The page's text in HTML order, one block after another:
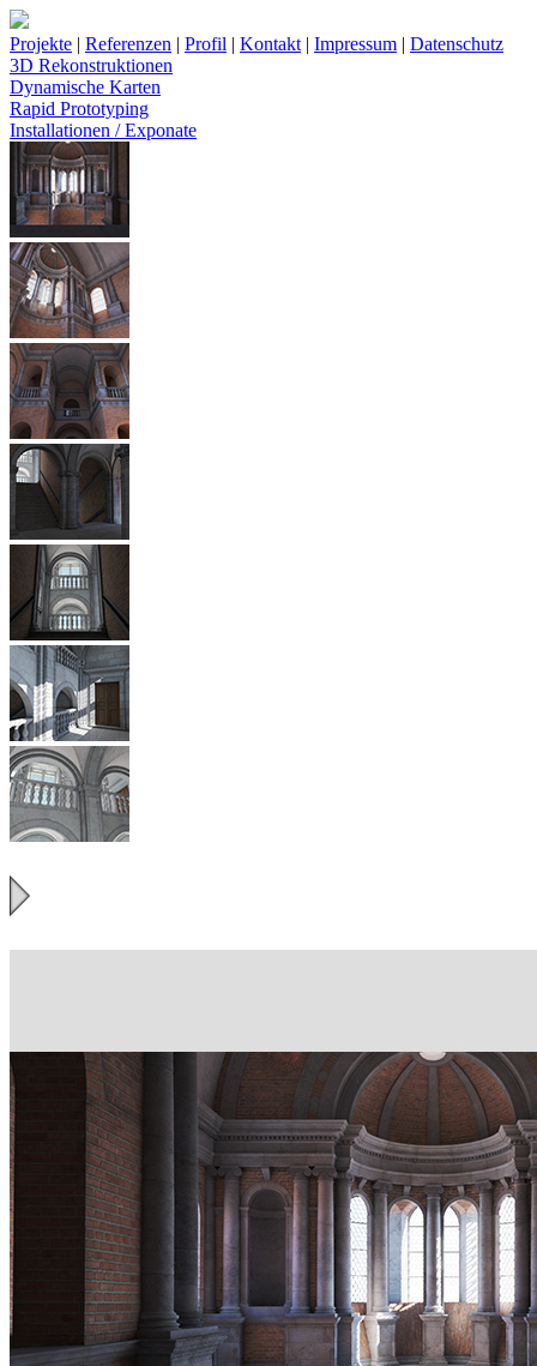
Projekte | Referenzen | Profil | Kontakt | Impressum | Datenschutz
3D Rekonstruktionen
Dynamische Karten
Rapid Prototyping
Installationen / Exponate